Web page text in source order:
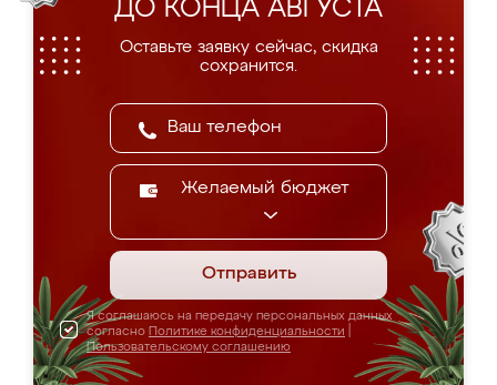
ДО КОНЦА АВГУСТА
Оставьте заявку сейчас, скидка
сохранится.
Желаемый бюджет
Отправить
Я соглашаюсь на передачу персональных данных
согласно Политике конфиденциальности
Пользовательскому соглашению